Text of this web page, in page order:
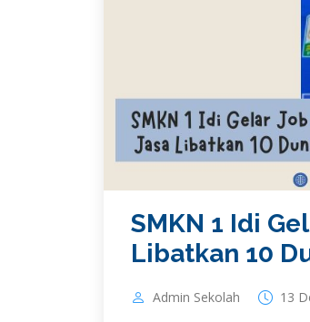
SMKN 1 Idi
Libatkan 10
Admin Sekolah 13